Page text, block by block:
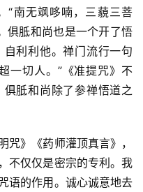
“南无飒哆喃，三藐三菩
俱胝和尚也是一个开了悟
利利他。禅门流行一句
一切人。”《准提咒》不
胝和尚除了参禅悟道之
咒》《药师灌顶真言》，
不仅仅是密宗的专利。我
语的作用。诚心诚意地去